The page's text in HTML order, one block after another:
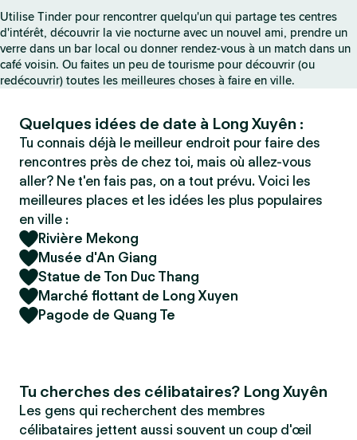
Utilise Tinder pour rencontrer quelqu'un qui partage tes centres
d'intérêt, découvrir la vie nocturne avec un nouvel ami, prendre un
verre dans un bar local ou donner rendez-vous à un match dans un
café voisin. Ou faites un peu de tourisme pour découvrir (ou
redécouvrir) toutes les meilleures choses à faire en ville.
Quelques idées de date à Long Xuyên :
Tu connais déjà le meilleur endroit pour faire des
rencontres près de chez toi, mais où allez-vous
aller? Ne t'en fais pas, on a tout prévu. Voici les
meilleures places et les idées les plus populaires
en ville :
Rivière Mekong
Musée d'An Giang
Statue de Ton Duc Thang
Marché flottant de Long Xuyen
Pagode de Quang Te
Tu cherches des célibataires? Long Xuyên
Les gens qui recherchent des membres
célibataires jettent aussi souvent un coup d'œil